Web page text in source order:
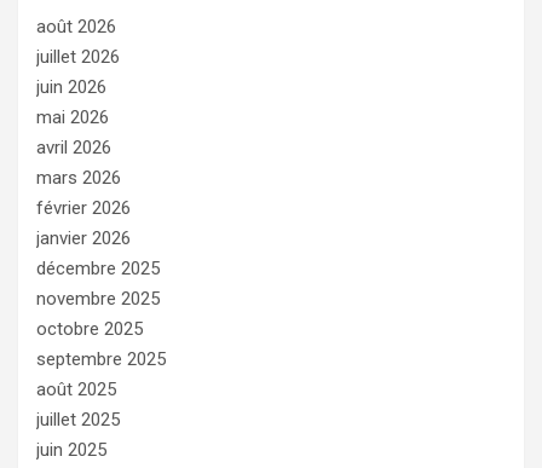
août 2026
juillet 2026
juin 2026
mai 2026
avril 2026
mars 2026
février 2026
janvier 2026
décembre 2025
novembre 2025
octobre 2025
septembre 2025
août 2025
juillet 2025
juin 2025